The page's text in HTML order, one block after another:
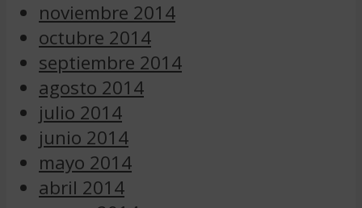
noviembre 2014
octubre 2014
septiembre 2014
agosto 2014
julio 2014
junio 2014
mayo 2014
abril 2014